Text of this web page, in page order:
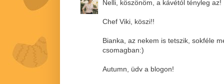
Nelli, köszönöm, a kávétól tényleg az!
Chef Viki, köszi!!
Bianka, az nekem is tetszik, sokféle
csomagban:)
Autumn, üdv a blogon!